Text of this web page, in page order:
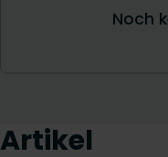
Artikel